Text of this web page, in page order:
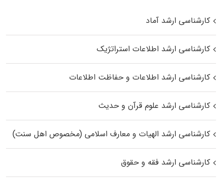
کارشناسی ارشد آماد
کارشناسی ارشد اطلاعات استراتژیک
کارشناسی ارشد اطلاعات و حفاظت اطلاعات
کارشناسی ارشد علوم قرآن و حدیث
کارشناسی ارشد الهیات و معارف اسلامی (مخصوص اهل سنت)
کارشناسی ارشد فقه و حقوق